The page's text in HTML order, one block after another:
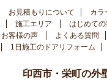
お見積もりについて カラ
施工エリア はじめての
お客様の声 よくある質問
1日施工のドアリフォーム
印西市・栄町の